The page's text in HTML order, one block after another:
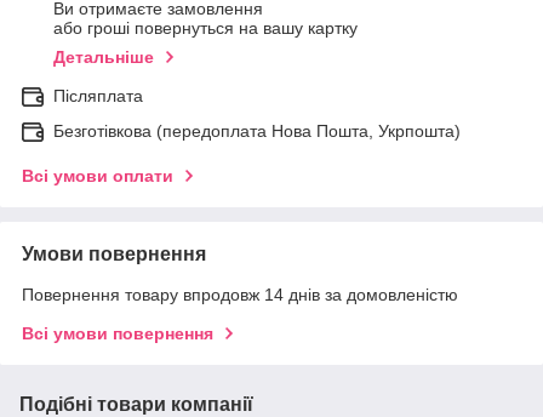
Ви отримаєте замовлення
або гроші повернуться на вашу картку
Детальніше
Післяплата
Безготівкова (передоплата Нова Пошта, Укрпошта)
Всі умови оплати
Умови повернення
Повернення товару впродовж 14 днів за домовленістю
Всі умови повернення
Подібні товари компанії